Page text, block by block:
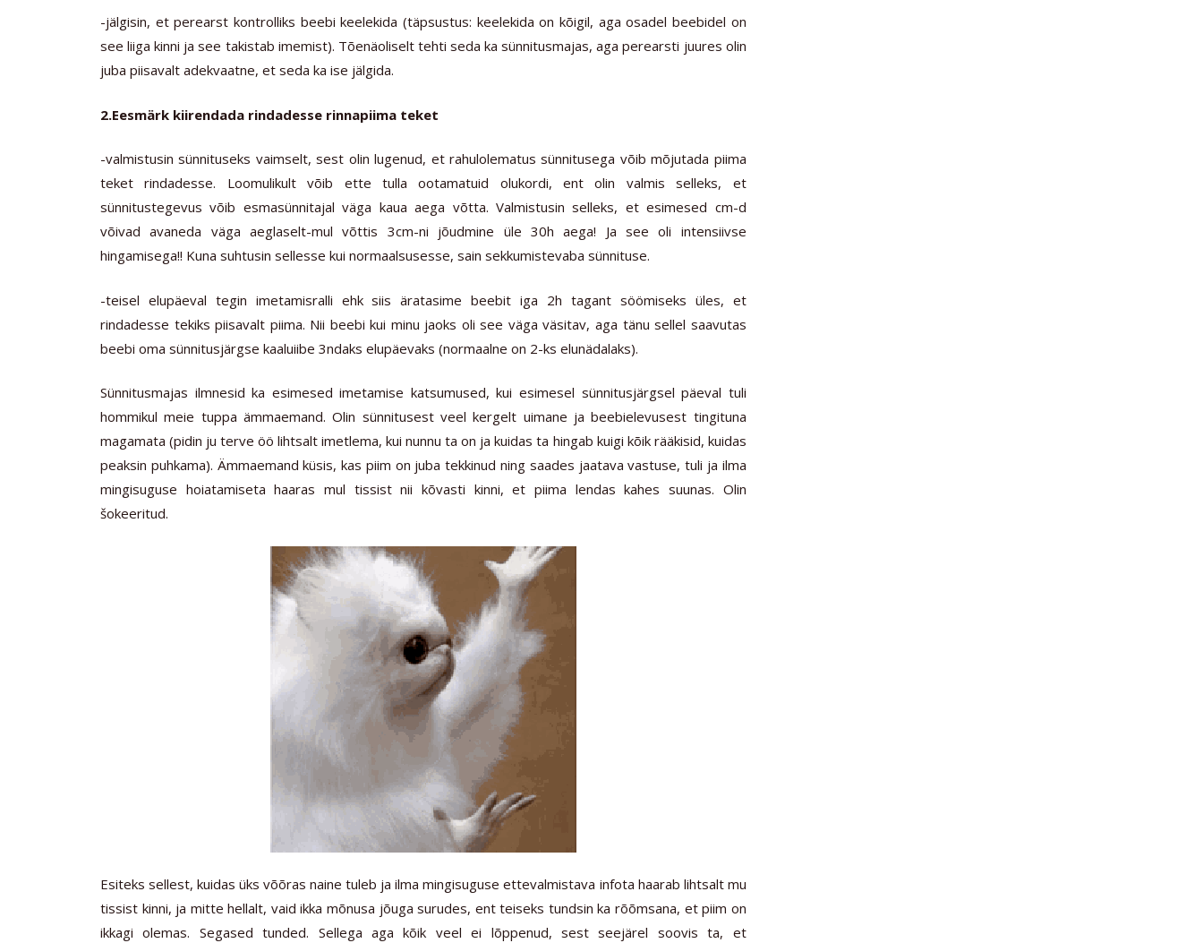
-jälgisin, et perearst kontrolliks beebi keelekida (täpsustus: keelekida on kõigil, aga osadel beebidel on
see liiga kinni ja see takistab imemist). Tõenäoliselt tehti seda ka sünnitusmajas, aga perearsti juures olin
juba piisavalt adekvaatne, et seda ka ise jälgida.
2.Eesmärk kiirendada rindadesse rinnapiima teket
-valmistusin sünnituseks vaimselt, sest olin lugenud, et rahulolematus sünnitusega võib mõjutada piima
teket rindadesse. Loomulikult võib ette tulla ootamatuid olukordi, ent olin valmis selleks, et
sünnitustegevus võib esmasünnitajal väga kaua aega võtta. Valmistusin selleks, et esimesed cm-d
võivad avaneda väga aeglaselt-mul võttis 3cm-ni jõudmine üle 30h aega! Ja see oli intensiivse
hingamisega!! Kuna suhtusin sellesse kui normaalsusesse, sain sekkumistevaba sünnituse.
-teisel elupäeval tegin imetamisralli ehk siis äratasime beebit iga 2h tagant söömiseks üles, et
rindadesse tekiks piisavalt piima. Nii beebi kui minu jaoks oli see väga väsitav, aga tänu sellel saavutas
beebi oma sünnitusjärgse kaaluiibe 3ndaks elupäevaks (normaalne on 2-ks elunädalaks).
Sünnitusmajas ilmnesid ka esimesed imetamise katsumused, kui esimesel sünnitusjärgsel päeval tuli
hommikul meie tuppa ämmaemand. Olin sünnitusest veel kergelt uimane ja beebielevusest tingituna
magamata (pidin ju terve öö lihtsalt imetlema, kui nunnu ta on ja kuidas ta hingab kuigi kõik rääkisid, kuidas
peaksin puhkama). Ämmaemand küsis, kas piim on juba tekkinud ning saades jaatava vastuse, tuli ja ilma
mingisuguse hoiatamiseta haaras mul tissist nii kõvasti kinni, et piima lendas kahes suunas. Olin
šokeeritud.
Esiteks sellest, kuidas üks võõras naine tuleb ja ilma mingisuguse ettevalmistava infota haarab lihtsalt mu
tissist kinni, ja mitte hellalt, vaid ikka mõnusa jõuga surudes, ent teiseks tundsin ka rõõmsana, et piim on
ikkagi olemas. Segased tunded. Sellega aga kõik veel ei lõppenud, sest seejärel soovis ta, et